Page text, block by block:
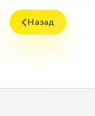
Назад